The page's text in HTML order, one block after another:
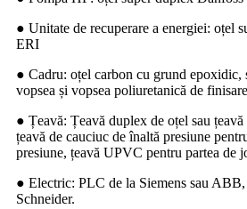
● Unitate de recuperare a energiei: oțel
ERI
● Cadru: oțel carbon cu grund epoxidic,
vopsea și vopsea poliuretanică de
● Țeavă: Țeavă duplex de oțel sau
țeavă de cauciuc de înaltă presiune
presiune, țeavă UPVC pentru partea de
● Electric: PLC de la Siemens sau ABB,
Schneider.